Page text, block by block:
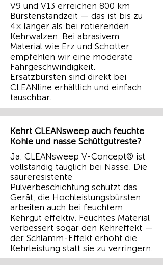
V9 und V13 erreichen 800 km
Bürstenstandzeit — das ist bis zu
4× länger als bei rotierenden
Kehrwalzen. Bei abrasivem
Material wie Erz und Schotter
empfehlen wir eine moderate
Fahrgeschwindigkeit.
Ersatzbürsten sind direkt bei
CLEANline erhältlich und einfach
tauschbar.
Kehrt CLEANsweep auch feuchte
Kohle und nasse Schüttgutreste?
Ja. CLEANsweep V-Concept® ist
vollständig tauglich bei Nässe. Die
säureresistente
Pulverbeschichtung schützt das
Gerät, die Hochleistungsbürsten
arbeiten auch bei feuchtem
Kehrgut effektiv. Feuchtes Material
verbessert sogar den Kehreffekt —
der Schlamm-Effekt erhöht die
Kehrleistung statt sie zu verringern.